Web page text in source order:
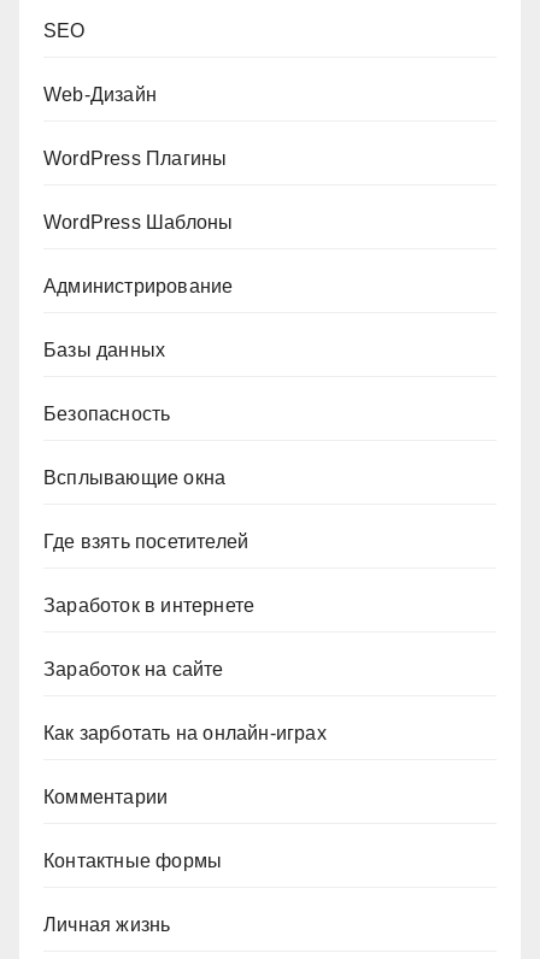
SEO
Web-Дизайн
WordPress Плагины
WordPress Шаблоны
Администрирование
Базы данных
Безопасность
Всплывающие окна
Где взять посетителей
Заработок в интернете
Заработок на сайте
Как зарботать на онлайн-играх
Комментарии
Контактные формы
Личная жизнь